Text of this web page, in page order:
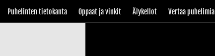
Puhelinten tietokanta Oppaat ja vinkit Älykellot Vertaa puhelimia